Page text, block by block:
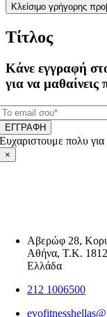
Κλείσιμο γρήγορης
Τίτλος
Κάνε εγγραφή
για να
ΕΓΓΡΑΦΗ
Ευχαριστουμε πολυ
×
Αβερώφ 28,
Αθήνα, Τ.Κ.
Ελλάδα
212 1006500